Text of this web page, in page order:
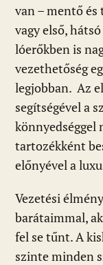
van – mentő
vagy első,
lóerőkben is
vezethetőség
legjobban. Az
segítségével a
könnyedséggel
tartozékként
előnyével a
Vezetési
barátaimmal,
fel se tűnt. A
szinte minden